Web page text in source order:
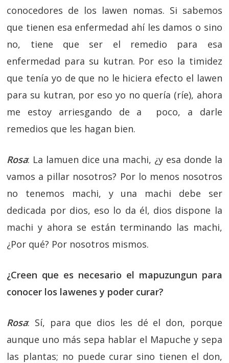
conocedores de los lawen nomas. Si sabemos
que tienen esa enfermedad ahí les damos o sino
no, tiene que ser el remedio para esa
enfermedad para su kutran. Por eso la timidez
que tenía yo de que no le hiciera efecto el lawen
para su kutran, por eso yo no quería (ríe), ahora
me estoy arriesgando de a poco, a darle
remedios que les hagan bien.
Rosa: La lamuen dice una machi, ¿y esa donde la
vamos a pillar nosotros? Por lo menos nosotros
no tenemos machi, y una machi debe ser
dedicada por dios, eso lo da él, dios dispone la
machi y ahora se están terminando las machi,
¿Por qué? Por nosotros mismos.
¿Creen que es necesario el mapuzungun para
conocer los lawenes y poder curar?
Rosa: Sí, para que dios les dé el don, porque
aunque uno más sepa hablar el Mapuche y sepa
las plantas; no puede curar sino tienen el don,